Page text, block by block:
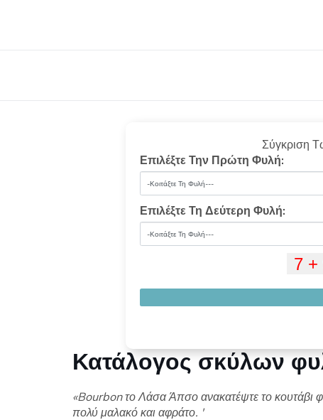
Σύγκριση
Επιλέξτε Την Πρώτη Φυλή:
Επιλέξτε Τη Δεύτερη Φυλή:
Κατάλογος σκύλων
«Bourbon το Λάσα Άπσο ανακατέψτε το κουτάβι
πολύ μαλακό και αφράτο. '